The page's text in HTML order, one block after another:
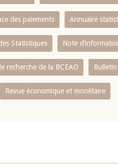
des paiements Annuaire
Statistiques Note
recherche de la BCEAO
Revue économique et monétaire